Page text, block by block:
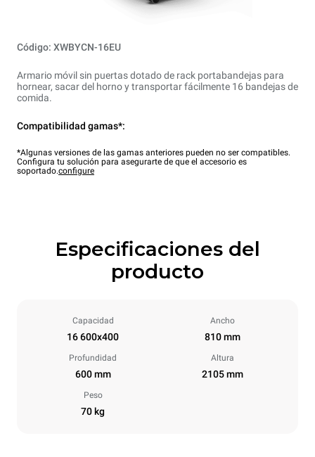
Código: XWBYCN-16EU
Armario móvil sin puertas dotado de rack portabandejas para
hornear, sacar del horno y transportar fácilmente 16 bandejas de
comida.
Compatibilidad gamas*:
*Algunas versiones de las gamas anteriores pueden no ser compatibles.
Configura tu solución para asegurarte de que el accesorio es
soportado.configure
Especificaciones del
producto
Capacidad
16 600x400
Ancho
810 mm
Profundidad
600 mm
Altura
2105 mm
Peso
70 kg